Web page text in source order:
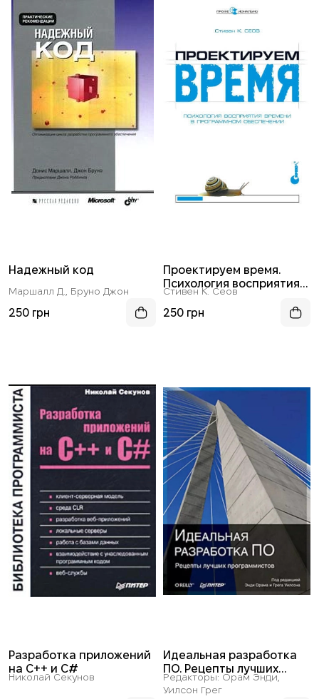
Надежный код
Маршалл Д., Бруно Джон
250 грн
Проектируем время.
Психология восприятия
времени в программном
обеспечении
Стивен К. Сеов
250 грн
Разработка приложений
на C++ и C#
Николай Секунов
Идеальная разработка
ПО. Рецепты лучших
программистов
Редакторы: Орам Энди,
Уилсон Грег